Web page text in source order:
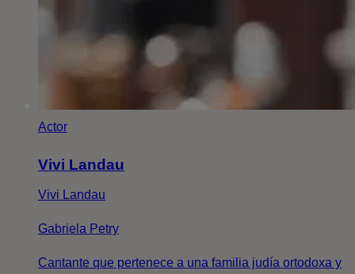
Actor
Vivi Landau
Vivi Landau
Gabriela Petry
Cantante que pertenece a una familia judía ortodoxa y